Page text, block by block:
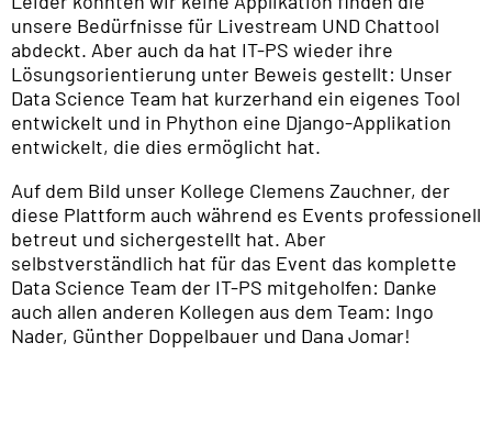
unsere Bedürfnisse für Livestream UND Chattool
abdeckt. Aber auch da hat IT-PS wieder ihre
Lösungsorientierung unter Beweis gestellt: Unser
Data Science Team hat kurzerhand ein eigenes Tool
entwickelt und in Phython eine Django-Applikation
entwickelt, die dies ermöglicht hat.
Auf dem Bild unser Kollege Clemens Zauchner, der
diese Plattform auch während es Events professionell
betreut und sichergestellt hat. Aber
selbstverständlich hat für das Event das komplette
Data Science Team der IT-PS mitgeholfen: Danke
auch allen anderen Kollegen aus dem Team: Ingo
Nader, Günther Doppelbauer und Dana Jomar!